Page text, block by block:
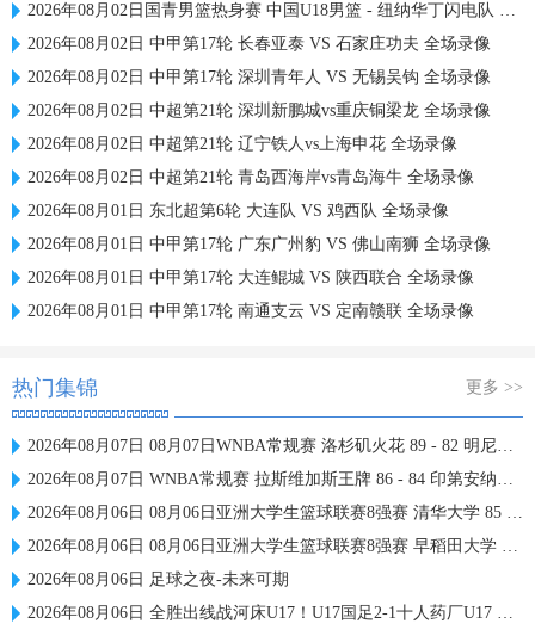
2026年08月02日国青男篮热身赛 中国U18男篮 - 纽纳华丁闪电队 全场录像
2026年08月02日 中甲第17轮 长春亚泰 VS 石家庄功夫 全场录像
2026年08月02日 中甲第17轮 深圳青年人 VS 无锡吴钩 全场录像
2026年08月02日 中超第21轮 深圳新鹏城vs重庆铜梁龙 全场录像
2026年08月02日 中超第21轮 辽宁铁人vs上海申花 全场录像
2026年08月02日 中超第21轮 青岛西海岸vs青岛海牛 全场录像
2026年08月01日 东北超第6轮 大连队 VS 鸡西队 全场录像
2026年08月01日 中甲第17轮 广东广州豹 VS 佛山南狮 全场录像
2026年08月01日 中甲第17轮 大连鲲城 VS 陕西联合 全场录像
2026年08月01日 中甲第17轮 南通支云 VS 定南赣联 全场录像
热门集锦 更多 >>
2026年08月07日 08月07日WNBA常规赛 洛杉矶火花 89 - 82 明尼苏达山猫 全场集锦
2026年08月07日 WNBA常规赛 拉斯维加斯王牌 86 - 84 印第安纳狂热 全场集锦
2026年08月06日 08月06日亚洲大学生篮球联赛8强赛 清华大学 85 - 81 菲律宾大学 集锦
2026年08月06日 08月06日亚洲大学生篮球联赛8强赛 早稻田大学 78 - 71 高丽大学 集锦
2026年08月06日 足球之夜-未来可期
2026年08月06日 全胜出线战河床U17！U17国足2-1十人药厂U17 赵松源登场1分钟传射